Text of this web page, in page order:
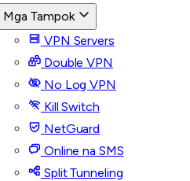
Mga Tampok
VPN Servers
Double VPN
No Log VPN
Kill Switch
NetGuard
Online na SMS
Split Tunneling